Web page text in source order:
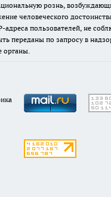
рознь,
человеческого
адреса пользователей, не
переданы по запросу в
органы.